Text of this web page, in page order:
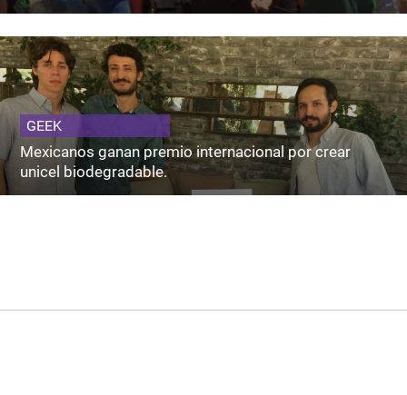
GEEK
Mexicanos ganan premio internacional por crear
unicel biodegradable.